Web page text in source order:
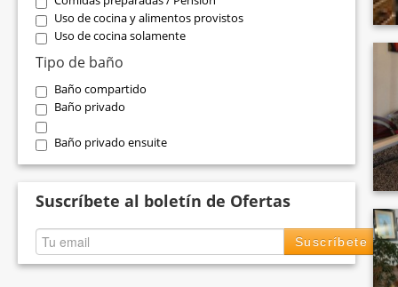
Uso de cocina y alimentos provistos
Uso de cocina solamente
Tipo de baño
Baño compartido
Baño privado
Baño privado ensuite
Suscríbete al boletín de Ofertas
Suscríbete